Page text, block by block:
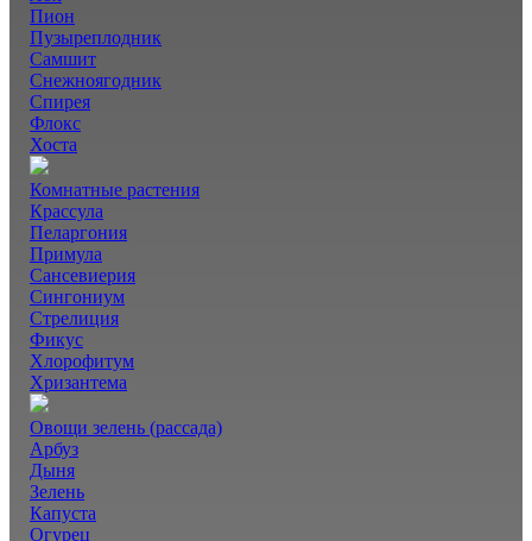
Пион
Пузыреплодник
Самшит
Снежноягодник
Спирея
Флокс
Хоста
Комнатные растения
Крассула
Пеларгония
Примула
Сансевиерия
Сингониум
Стрелиция
Фикус
Хлорофитум
Хризантема
Овощи зелень (рассада)
Арбуз
Дыня
Зелень
Капуста
Огурец